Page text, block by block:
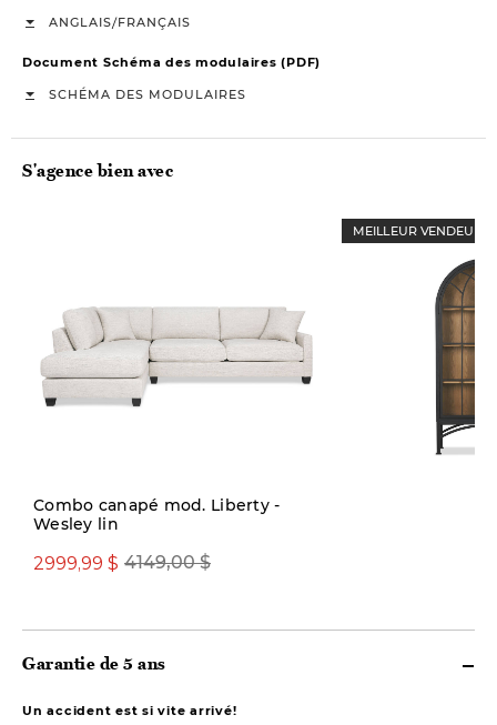
ANGLAIS/FRANÇAIS
Document Schéma des modulaires (PDF)
SCHÉMA DES MODULAIRES
S'agence bien avec
Combo canapé mod. Liberty -
Wesley lin
4149,00 $
2999,99 $
MEILLEUR VENDEUR
Garantie de 5 ans
Un accident est si vite arrivé!